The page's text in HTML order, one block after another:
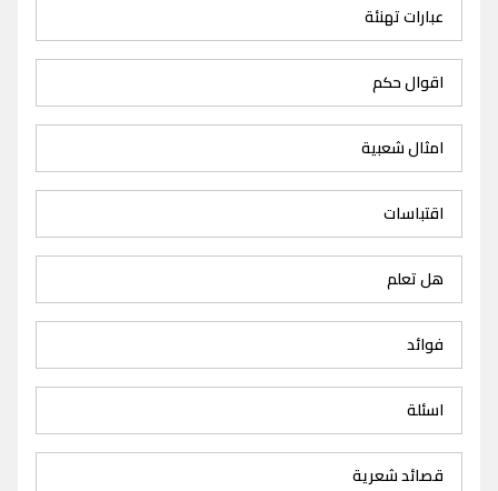
عبارات تهنئة
اقوال حكم
امثال شعبية
اقتباسات
هل تعلم
فوائد
اسئلة
قصائد شعرية